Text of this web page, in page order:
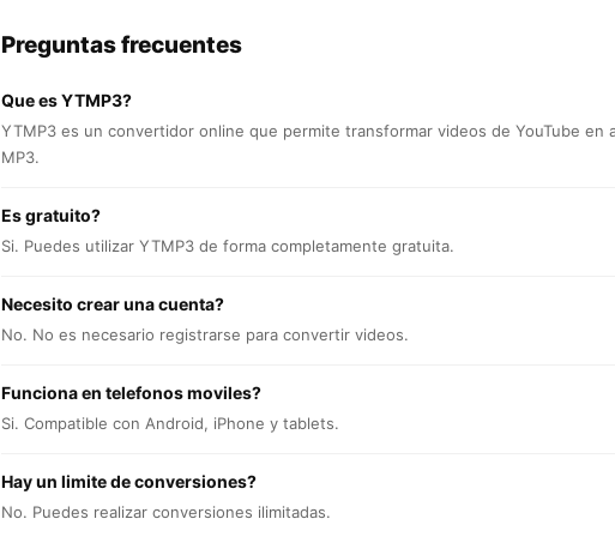
Preguntas frecuentes
Que es YTMP3?
YTMP3 es un convertidor online que permite transformar videos de YouTube en
MP3.
Es gratuito?
Si. Puedes utilizar YTMP3 de forma completamente gratuita.
Necesito crear una cuenta?
No. No es necesario registrarse para convertir videos.
Funciona en telefonos moviles?
Si. Compatible con Android, iPhone y tablets.
Hay un limite de conversiones?
No. Puedes realizar conversiones ilimitadas.